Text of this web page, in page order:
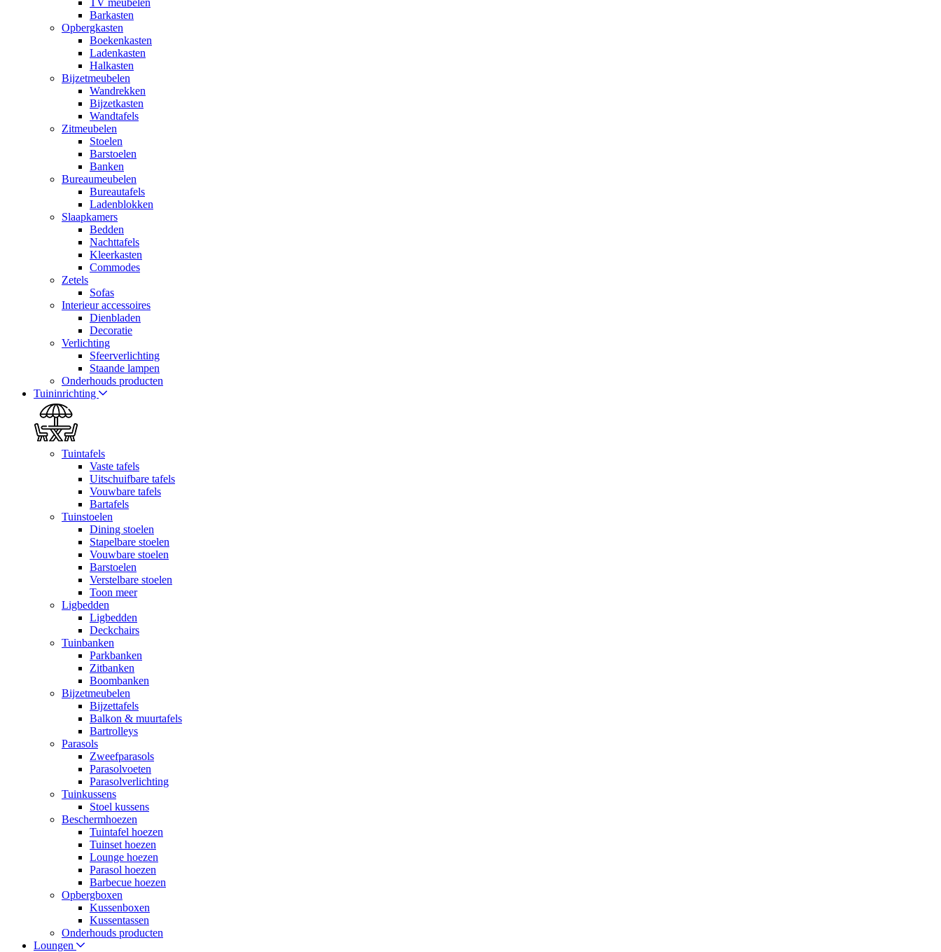
Barkasten
Opbergkasten
Boekenkasten
Ladenkasten
Halkasten
Bijzetmeubelen
Wandrekken
Bijzetkasten
Wandtafels
Zitmeubelen
Stoelen
Barstoelen
Banken
Bureaumeubelen
Bureautafels
Ladenblokken
Slaapkamers
Bedden
Nachttafels
Kleerkasten
Commodes
Zetels
Sofas
Interieur accessoires
Dienbladen
Decoratie
Verlichting
Sfeerverlichting
Staande lampen
Onderhouds producten
Tuininrichting
Tuintafels
Vaste tafels
Uitschuifbare tafels
Vouwbare tafels
Bartafels
Tuinstoelen
Dining stoelen
Stapelbare stoelen
Vouwbare stoelen
Barstoelen
Verstelbare stoelen
Toon meer
Ligbedden
Ligbedden
Deckchairs
Tuinbanken
Parkbanken
Zitbanken
Boombanken
Bijzetmeubelen
Bijzettafels
Balkon & muurtafels
Bartrolleys
Parasols
Zweefparasols
Parasolvoeten
Parasolverlichting
Tuinkussens
Stoel kussens
Beschermhoezen
Tuintafel hoezen
Tuinset hoezen
Lounge hoezen
Parasol hoezen
Barbecue hoezen
Opbergboxen
Kussenboxen
Kussentassen
Onderhouds producten
Loungen